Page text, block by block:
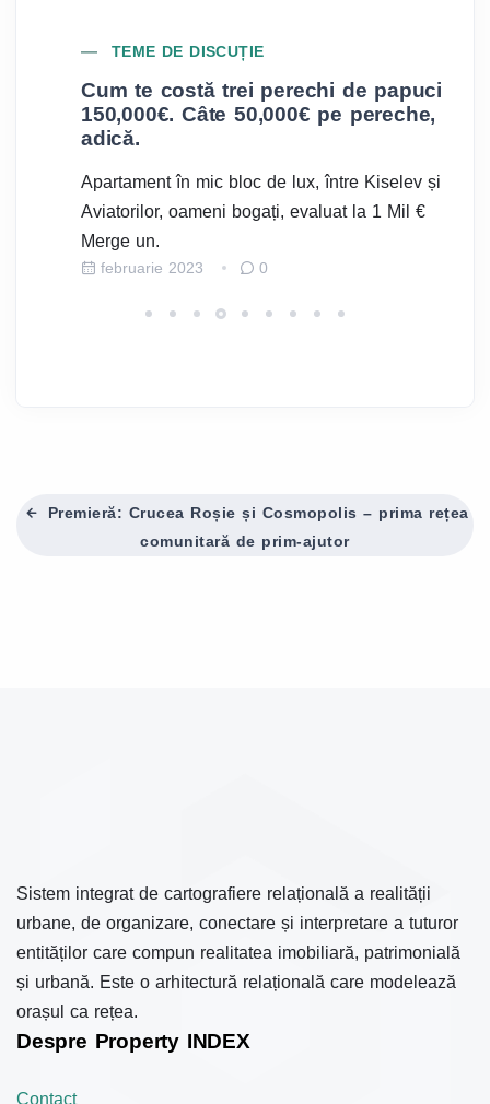
TEME DE DISCUȚIE
Cum te costă trei perechi de papuci
150,000€. Câte 50,000€ pe pereche,
adică.
Apartament în mic bloc de lux, între Kiselev și
Aviatorilor, oameni bogați, evaluat la 1 Mil €
Merge un.
februarie 2023
Premieră: Crucea Roșie și Cosmopolis – prima rețea
comunitară de prim-ajutor
Sistem integrat de cartografiere relațională a realității
urbane, de organizare, conectare și interpretare a tuturor
entităților care compun realitatea imobiliară, patrimonială
și urbană. Este o arhitectură relațională care modelează
orașul ca rețea.
Despre Property INDEX
Contact